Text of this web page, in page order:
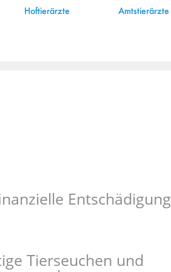
Hoftierärzte Amtstierärzte
Entschädigung
Tierseuchen und